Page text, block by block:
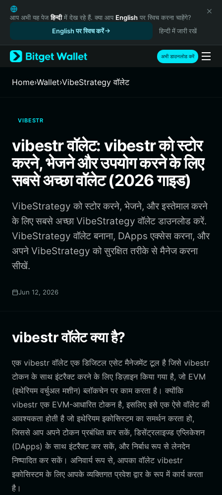
English
日本語
Русский
Español (Latinoamérica)
Türkçe
Italiano
繁體中文
Português (Portugal)
Bahasa Indonesia
ภาษาไทย
Português (Brasil)
Español (Argentina)
आप अभी यह पेजहिन्दीमें देख रहे हैं. क्या आप English पर स्विच करना चाहेंगे?
English पर स्विच करें
हिन्दी में जारी रखें
अभी डाउनलोड करें
Home›Wallet›VibeStrategy वॉलेट
VIBESTR
vibestr वॉलेट: vibestr को स्टोर
करने, भेजने और उपयोग करने के लिए
सबसे अच्छा वॉलेट (2026 गाइड)
VibeStrategy को स्टोर करने, भेजने, और इस्तेमाल करने
के लिए सबसे अच्छा VibeStrategy वॉलेट डाउनलोड करें.
VibeStrategy वॉलेट बनाना, DApps एक्सेस करना, और
अपने VibeStrategy को सुरक्षित तरीके से मैनेज करना
सीखें.
Jun 12, 2026
vibestr वॉलेट क्या है?
एक vibestr वॉलेट एक डिजिटल एसेट मैनेजमेंट टूल है जिसे vibestr
टोकन के साथ इंटरैक्ट करने के लिए डिज़ाइन किया गया है, जो EVM
(इथेरियम वर्चुअल मशीन) ब्लॉकचेन पर काम करता है। क्योंकि
vibestr एक EVM-आधारित टोकन है, इसलिए इसे एक ऐसे वॉलेट की
आवश्यकता होती है जो इथेरियम इकोसिस्टम का समर्थन करता हो,
जिससे आप अपने टोकन प्रबंधित कर सकें, डिसेंट्रलाइज्ड एप्लिकेशन
(DApps) के साथ इंटरैक्ट कर सकें, और निर्बाध रूप से लेनदेन
निष्पादित कर सकें। अनिवार्य रूप से, आपका वॉलेट vibestr
इकोसिस्टम के लिए आपके व्यक्तिगत प्रवेश द्वार के रूप में कार्य करता
है।